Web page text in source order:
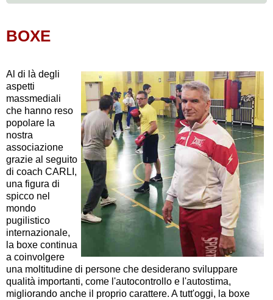
BOXE
Al di là degli
aspetti
massmediali
che hanno reso
popolare la
nostra
associazione
grazie al seguito
di coach CARLI,
una figura di
spicco nel
mondo
pugilistico
internazionale,
la boxe continua
a coinvolgere
una moltitudine di persone che desiderano sviluppare
qualità importanti, come l'autocontrollo e l'autostima,
migliorando anche il proprio carattere. A tutt'oggi, la boxe